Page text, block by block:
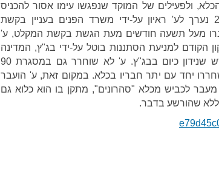
ולפעילים של המוקד שנפגשו עימו אסור להכניס
ניירות לכלא. במאי 2013 נערך לע' ראיון על-ידי משרד הפנים בעניין בקשת
מעל תשעה חודשים מעת הגשת בקשת המקלט, ע'
הקודם למניעת הסתננות בוטל על-ידי בג"ץ, המדינה
החליפה אותו בתיקון חדש שנידון כיום בבג"ץ. ע' לא שוחרר גם במסגרת 90
יחד עם יתר חבריו בכלא. במקום זאת, ע' הועבר
לכביש מכלא "סהרונים", מתקן בו הוא כלוא גם
ללא שהורשע בדבר.